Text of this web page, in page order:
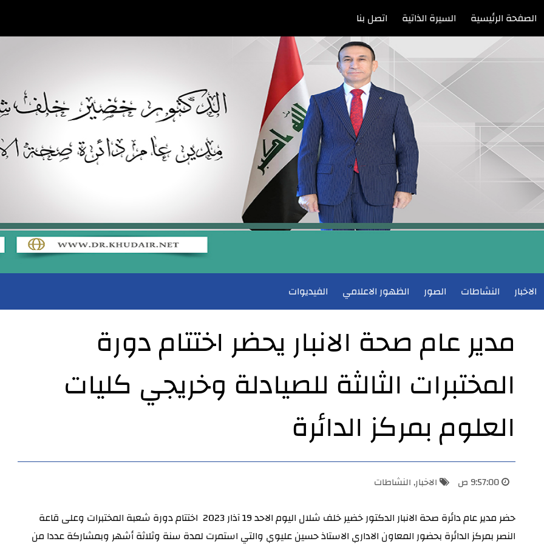
الصفحة الرئيسية السيرة الذاتية اتصل بنا
الاخبار النشاطات الصور الظهور الاعلامي الفيديوات
مدير عام صحة الانبار يحضر اختتام دورة
المختبرات الثالثة للصيادلة وخريجي كليات
العلوم بمركز الدائرة
9:57:00 ص الاخبار,النشاطات